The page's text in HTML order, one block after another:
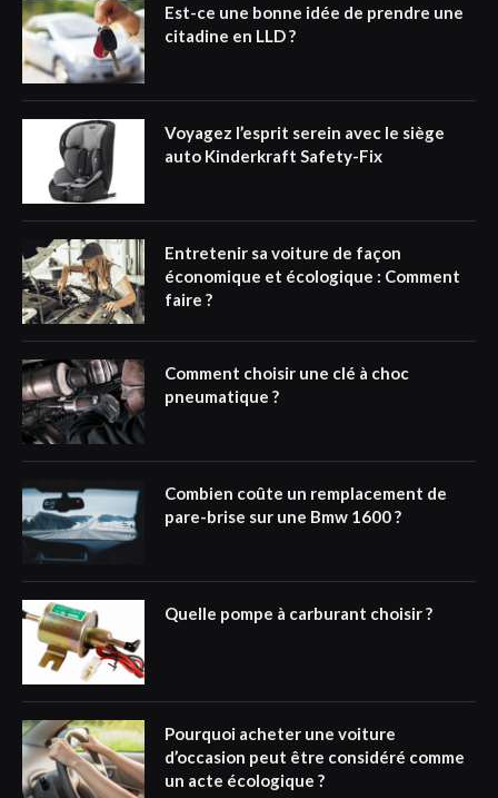
Est-ce une bonne idée de prendre une
citadine en LLD ?
Voyagez l’esprit serein avec le siège
auto Kinderkraft Safety-Fix
Entretenir sa voiture de façon
économique et écologique : Comment
faire ?
Comment choisir une clé à choc
pneumatique ?
Combien coûte un remplacement de
pare-brise sur une Bmw 1600 ?
Quelle pompe à carburant choisir ?
Pourquoi acheter une voiture
d’occasion peut être considéré comme
un acte écologique ?